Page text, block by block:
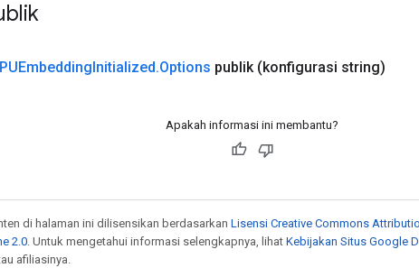
Initialized.Options publik (konfigurasi string)
Apakah informasi ini membantu?
di halaman ini dilisensikan berdasarkan Lisensi Creative Commons
2.0 . Untuk mengetahui informasi selengkapnya, lihat Kebijakan Situs Google
afiliasinya.